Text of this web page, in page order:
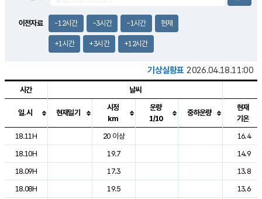
이전자료 -12시간 -3시간 -1시간 현재
+1시간 +3시간 +12시간
기상실황표 2026.04.18.11:00
도시별 기상실황표로 지점, 날씨, 기온, 강수, 바람, 기압등을 안내한 표입
시간 날씨
일.시 현재일기
시정
km
운량
1/10
중하운량
현재
기온
18.11H
20 이상
16.4
18.10H
19.7
14.9
18.09H
17.3
13.8
18.08H
19.5
13.6